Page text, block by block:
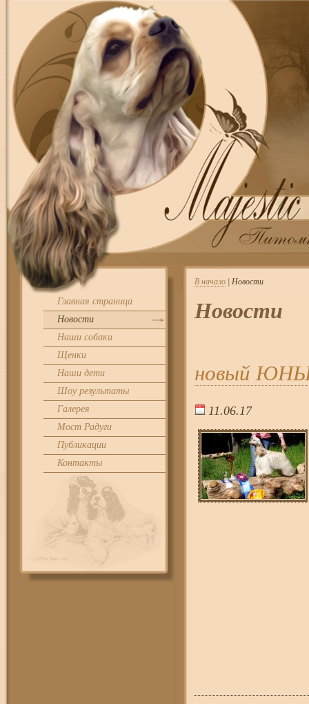
Главная страница
Новости
Наши собаки
Щенки
Наши дети
Шоу результаты
Галерея
Мост Радуги
Публикации
Контакты
В начало | Новости
Новости
новый
11.06.17